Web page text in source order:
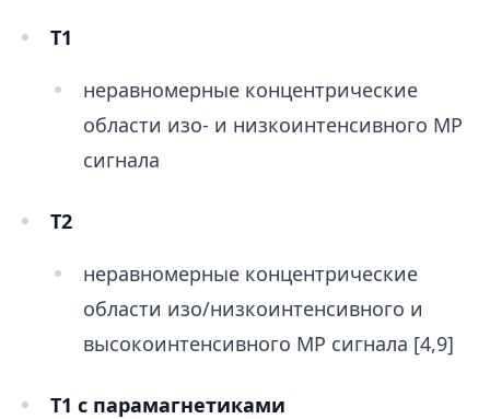
T1
неравномерные концентрические
области изо- и низкоинтенсивного МР
сигнала
T2
неравномерные концентрические
области изо/низкоинтенсивного и
высокоинтенсивного МР сигнала [4,9]
T1 с парамагнетиками